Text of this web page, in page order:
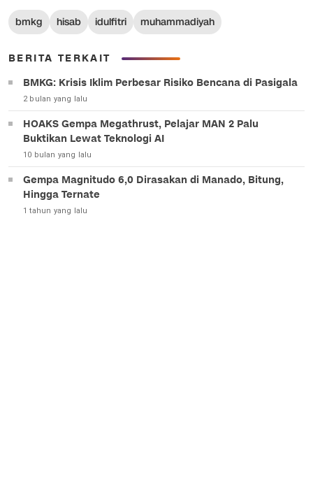
bmkg hisab idulfitri muhammadiyah
BERITA TERKAIT
BMKG: Krisis Iklim Perbesar Risiko Bencana di Pasigala
2 bulan yang lalu
HOAKS Gempa Megathrust, Pelajar MAN 2 Palu
Buktikan Lewat Teknologi AI
10 bulan yang lalu
Gempa Magnitudo 6,0 Dirasakan di Manado, Bitung,
Hingga Ternate
1 tahun yang lalu